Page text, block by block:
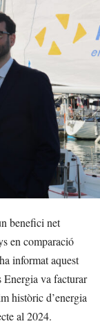
benefici net
en comparació
informat aquest
Energia va facturar
històric d’energia
al 2024.